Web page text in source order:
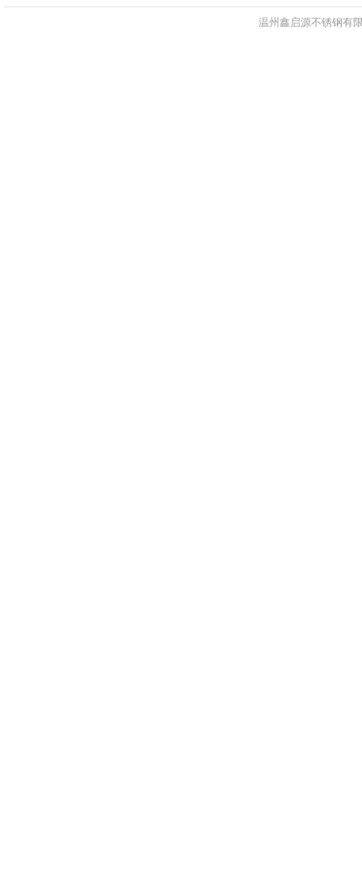
温州鑫启源不锈钢有